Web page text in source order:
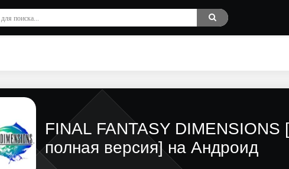
FINAL FANTASY DIMENSIONS
полная версия] на Андроид